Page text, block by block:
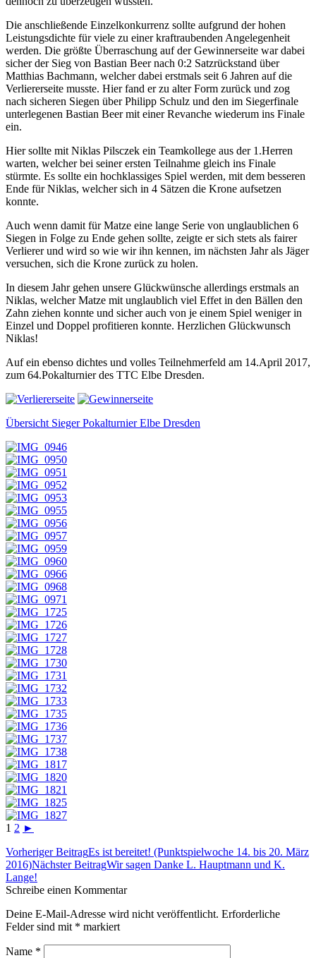
Die anschließende Einzelkonkurrenz sollte aufgrund der hohen
Leistungsdichte für viele zu einer kraftraubenden Angelegenheit
werden. Die größte Überraschung auf der Gewinnerseite war dabei
sicher der Sieg von Bastian Beer nach 0:2 Satzrückstand über
Matthias Bachmann, welcher dabei erstmals seit 6 Jahren auf die
Verliererseite musste. Hier fand er zu alter Form zurück und zog
nach sicheren Siegen über Philipp Schulz und den im Siegerfinale
unterlegenen Bastian Beer mit einer Revanche wiederum ins Finale
ein.
Hier sollte mit Niklas Pilsczek ein Teamkollege aus der 1.Herren
warten, welcher bei seiner ersten Teilnahme gleich ins Finale
stürmte. Es sollte ein hochklassiges Spiel werden, mit dem besseren
Ende für Niklas, welcher sich in 4 Sätzen die Krone aufsetzen
konnte.
Auch wenn damit für Matze eine lange Serie von unglaublichen 6
Siegen in Folge zu Ende gehen sollte, zeigte er sich stets als fairer
Verlierer und wird so wie wir ihn kennen, im nächsten Jahr als Jäger
versuchen, sich die Krone zurück zu holen.
In diesem Jahr gehen unsere Glückwünsche allerdings erstmals an
Niklas, welcher Matze mit unglaublich viel Effet in den Bällen den
Zahn ziehen konnte und sicher auch von je einem Spiel weniger in
Einzel und Doppel profitieren konnte. Herzlichen Glückwunsch
Niklas!
Auf ein ebenso dichtes und volles Teilnehmerfeld am 14.April 2017,
zum 64.Pokalturnier des TTC Elbe Dresden.
Übersicht Sieger Pokalturnier Elbe Dresden
1 2 ►
Beitrags-
Navigation
Vorheriger BeitragEs ist bereitet! (Punktspielwoche 14. bis 20. März
2016)Nächster BeitragWir sagen Danke L. Hauptmann und K.
Lange!
Schreibe einen Kommentar
Deine E-Mail-Adresse wird nicht veröffentlicht. Erforderliche
Felder sind mit * markiert
Name *